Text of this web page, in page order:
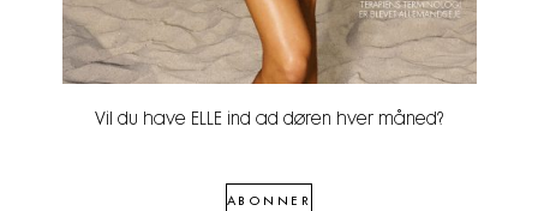
Vil du have ELLE ind ad døren hver måned?
ABONNER